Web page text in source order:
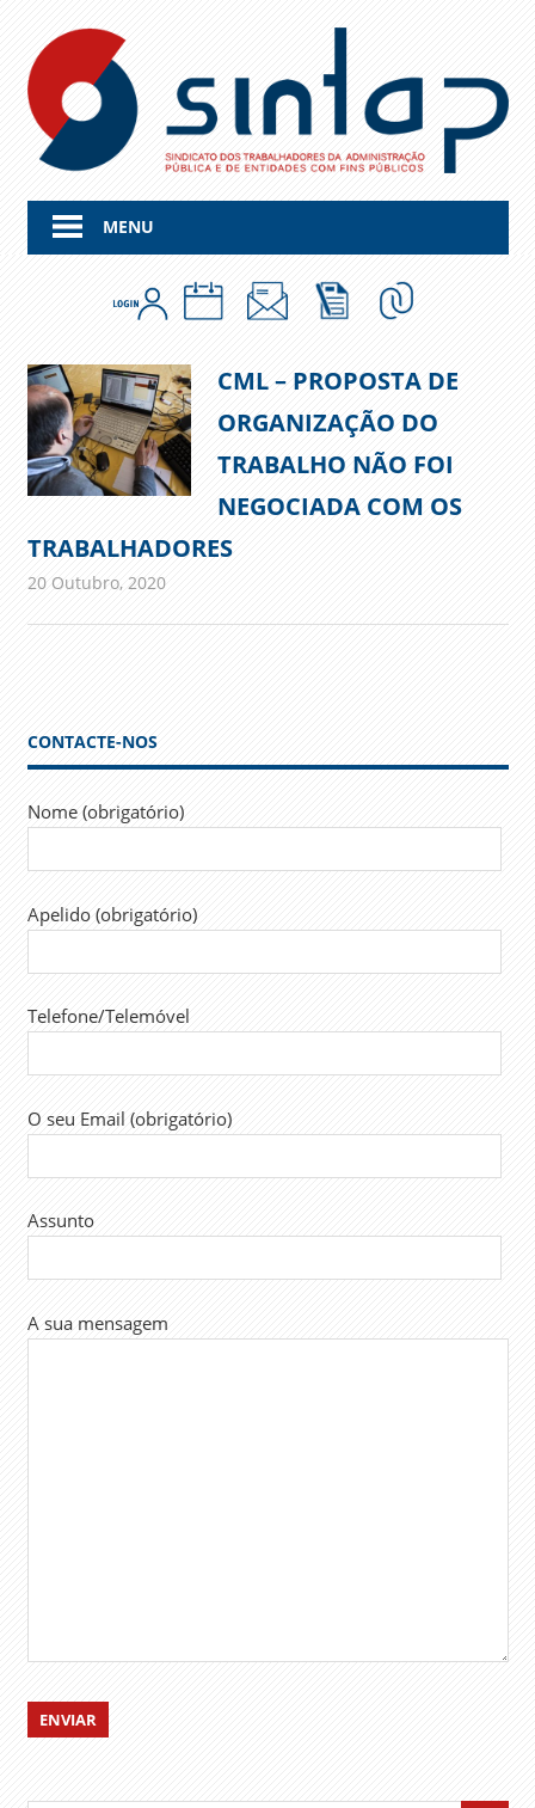
content
MENU
CML – PROPOSTA DE
ORGANIZAÇÃO DO
TRABALHO NÃO FOI
NEGOCIADA COM OS
TRABALHADORES
20 Outubro, 2020admin
Comunicados
CONTACTE-NOS
Nome (obrigatório)
Apelido (obrigatório)
Telefone/Telemóvel
O seu Email (obrigatório)
Assunto
A sua mensagem